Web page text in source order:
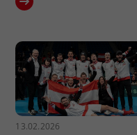
13.02.2026